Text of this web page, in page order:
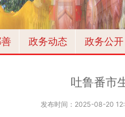
政务动态 政务公开
吐鲁番市
发布时间： 2025-08-20